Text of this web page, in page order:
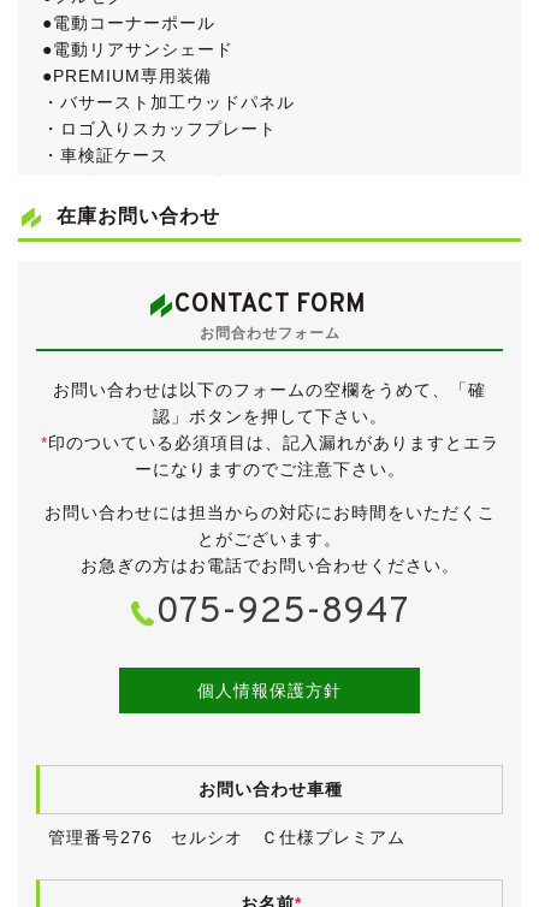
●電動コーナーポール
●電動リアサンシェード
●PREMIUM専用装備
・バサースト加工ウッドパネル
・ロゴ入りスカッフプレート
・車検証ケース
・16インチアルミホイール
●ビルトインETC
●取扱説明書＆新車時保証書
内外装ともにきれいなセルシオです。
仕入れ先業者オークションでは５点満点中4.5点の高評
前期型の後半でリリースされた特別仕様車「Ｃ仕様プレ
ミアム」で、６コート塗装に専用デザインのアルミホイ
ール、バサースト加工ウッドパネル、マークレビンソン
オーディオが装備されます。
って帰っていただくことが可能です。
《外装》
華やかなホワイトパールクリスタルシャインのボディ
は、全体的にきれいな状態が保たれています。
なる程ではないと思います。
その他、中古車ですので小傷・薄傷・小凹・補修跡など
はございません。
年式や走行距離から考えても、かなりきれいな外装で
す。
ールにはグッドーイヤー製のタイヤが履かれています。
在庫お問い合わせ
CONTACT FORM
お問合わせフォーム
お問い合わせは以下のフォームの空欄をうめて、「確
認」ボタンを押して下さい。
*印のついている必須項目は、記入漏れがありますとエラ
ーになりますのでご注意下さい。
お問い合わせには担当からの対応にお時間をいただくこ
とがございます。
お急ぎの方はお電話でお問い合わせください。
075-925-8947
個人情報保護方針
お問い合わせ車種
管理番号276 セルシオ Ｃ仕様プレミアム